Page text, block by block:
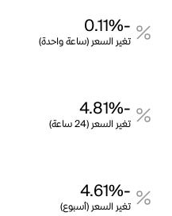
-0.11%
تغير السعر (ساعة واحدة)
-4.81%
تغير السعر (24 ساعة)
-4.61%
تغير السعر (أسبوع)